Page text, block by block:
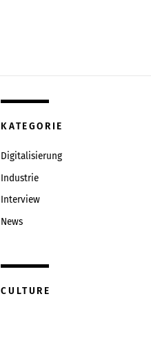
KATEGORIE
Digitalisierung
Industrie
Interview
News
CULTURE